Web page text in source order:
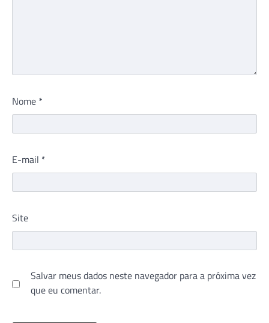
Nome *
E-mail *
Site
Salvar meus dados neste navegador para a próxima vez
que eu comentar.